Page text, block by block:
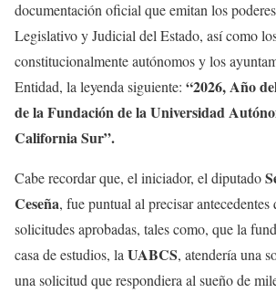
documentación oficial que emitan los
Legislativo y Judicial del Estado, así como
constitucionalmente autónomos y los
Entidad, la leyenda siguiente: “2026, Año
de la Fundación de la Universidad
California Sur”.
Cabe recordar que, el iniciador, el diputado
Ceseña, fue puntual al precisar antecedentes
solicitudes aprobadas, tales como, que la
casa de estudios, la UABCS, atendería una
una solicitud que respondiera al sueño de